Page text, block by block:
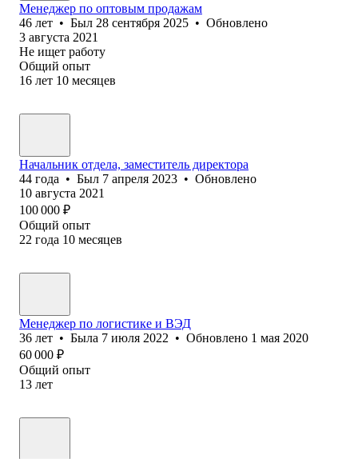
Менеджер по оптовым продажам
46 лет • Был 28 сентября 2025 • Обновлено
3 августа 2021
Не ищет работу
Общий опыт
16 лет 10 месяцев
Начальник отдела, заместитель директора
44 года • Был 7 апреля 2023 • Обновлено
10 августа 2021
100 000 ₽
Общий опыт
22 года 10 месяцев
Менеджер по логистике и ВЭД
36 лет • Была 7 июля 2022 • Обновлено 1 мая 2020
60 000 ₽
Общий опыт
13 лет